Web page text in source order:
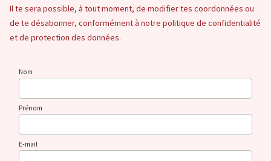
Il te sera possible, à tout moment, de modifier tes coordonnées ou
de te désabonner, conformément à notre politique de confidentialité
et de protection des données.
Nom
Prénom
E-mail